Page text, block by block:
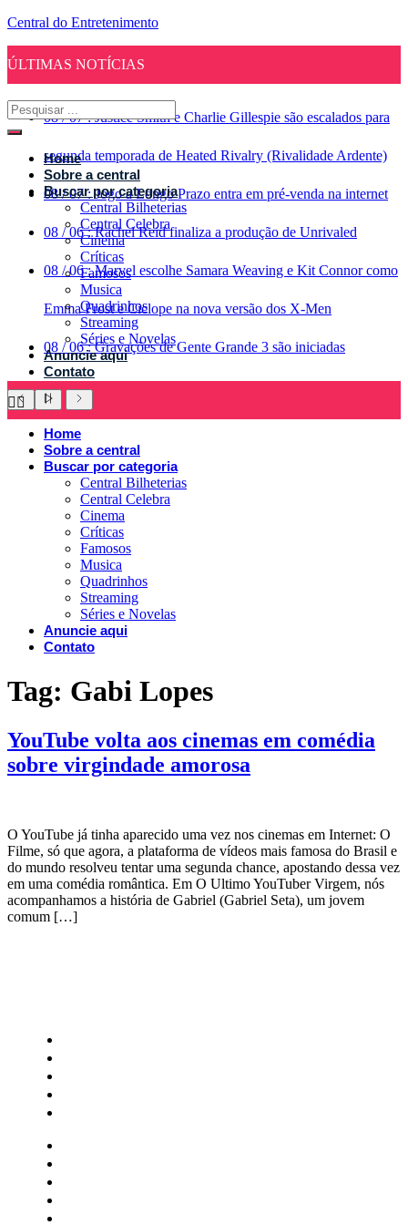
Central do Entretenimento
ÚLTIMAS NOTÍCIAS
08 / 07 : Justice Smith e Charlie Gillespie são escalados para
segunda temporada de Heated Rivalry (Rivalidade Ardente)
08 / 07 : Jogo a Longo Prazo entra em pré-venda na internet
08 / 06 : Rachel Reid finaliza a produção de Unrivaled
08 / 06 : Marvel escolhe Samara Weaving e Kit Connor como
Emma Frost e Ciclope na nova versão dos X-Men
08 / 06 : Gravações de Gente Grande 3 são iniciadas
Home
Sobre a central
Buscar por categoria
Central Bilheterias
Central Celebra
Cinema
Críticas
Famosos
Musica
Quadrinhos
Streaming
Séries e Novelas
Anuncie aqui
Contato
Home
Sobre a central
Buscar por categoria
Central Bilheterias
Central Celebra
Cinema
Críticas
Famosos
Musica
Quadrinhos
Streaming
Séries e Novelas
Anuncie aqui
Contato
Tag: Gabi Lopes
YouTube volta aos cinemas em comédia
sobre virgindade amorosa
O YouTube já tinha aparecido uma vez nos cinemas em Internet: O
Filme, só que agora, a plataforma de vídeos mais famosa do Brasil e
do mundo resolveu tentar uma segunda chance, apostando dessa vez
em uma comédia romântica. Em O Ultimo YouTuber Virgem, nós
acompanhamos a história de Gabriel (Gabriel Seta), um jovem
comum […]